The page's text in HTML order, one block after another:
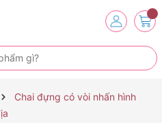
Chai đựng có vòi nhấn hình